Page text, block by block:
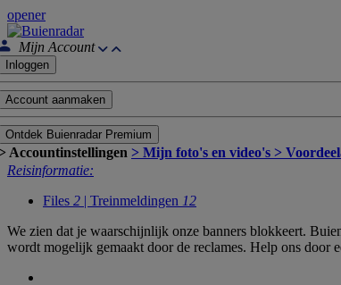
opener
Mijn Account
Inloggen
Account aanmaken
Ontdek Buienradar Premium
Accountinstellingen > Mijn foto's en video's >
Reisinformatie:
Files 2 | Treinmeldingen 12
We zien dat je waarschijnlijk onze banners blokkeert.
wordt mogelijk gemaakt door de reclames. Help ons door